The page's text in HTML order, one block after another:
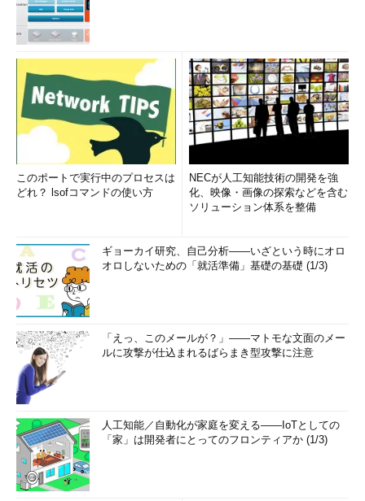
このポートで実行中のプロセスは
どれ？ lsofコマンドの使い方
NECが人工知能技術の開発を強
化、映像・画像の探索などを含む
ソリューション体系を整備
ギョーカイ研究、自己分析――いざという時にオロ
オロしないための「就活準備」基礎の基礎 (1/3)
「えっ、このメールが？」――マトモな文面のメー
ルに攻撃が仕込まれるばらまき型攻撃に注意
人工知能／自動化が家庭を変える――IoTとしての
「家」は開発者にとってのフロンティアか (1/3)